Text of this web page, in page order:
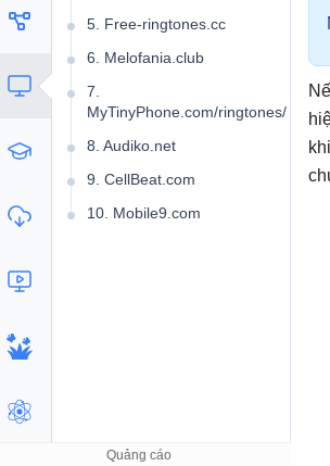
5. Free-ringtones.cc
6. Melofania.club
7.
MyTinyPhone.com/ringtones/
8. Audiko.net
9. CellBeat.com
10. Mobile9.com